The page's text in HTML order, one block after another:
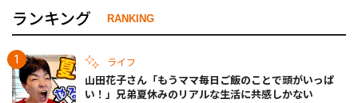
ランキング RANKING
ライフ
山田花子さん「もうママ毎日ご飯のことで頭がいっぱ
い！」兄弟夏休みのリアルな生活に共感しかない